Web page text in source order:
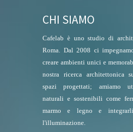
CHI SIAMO
Cafelab è uno studio di
Roma. Dal 2008 ci
creare ambienti unici e
nostra ricerca architettonica
spazi progettati; amiamo
naturali e sostenibili come
marmo e legno e
l'illuminazione.